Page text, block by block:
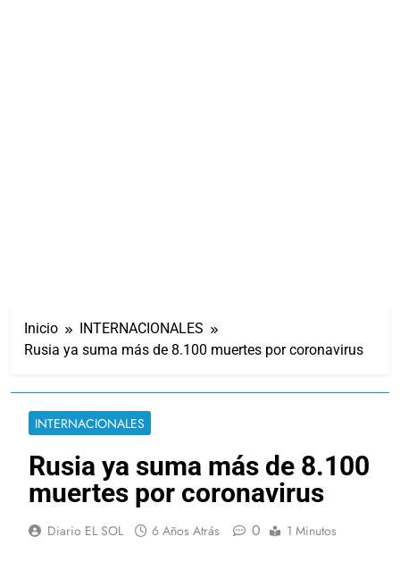
Inicio
INTERNACIONALES
Rusia ya suma más de 8.100 muertes por coronavirus
INTERNACIONALES
Rusia ya suma más de 8.100
muertes por coronavirus
Diario EL SOL 6 Años Atrás 0 1 Minutos